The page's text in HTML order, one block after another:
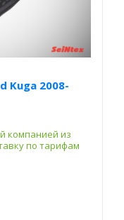
Kuga 2008-
компанией из
по тарифам